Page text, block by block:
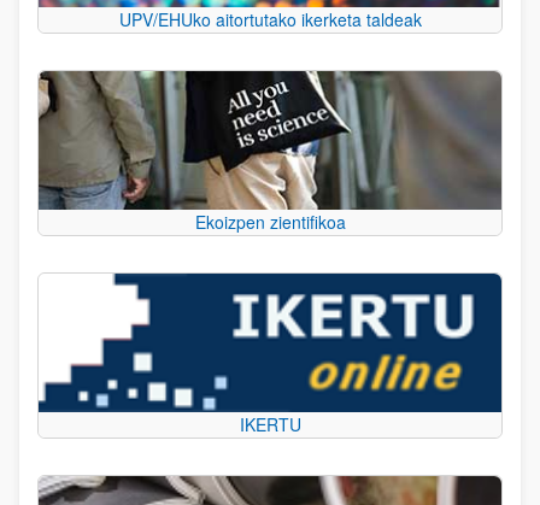
UPV/EHUko aitortutako ikerketa taldeak
Ekoizpen zientifikoa
IKERTU